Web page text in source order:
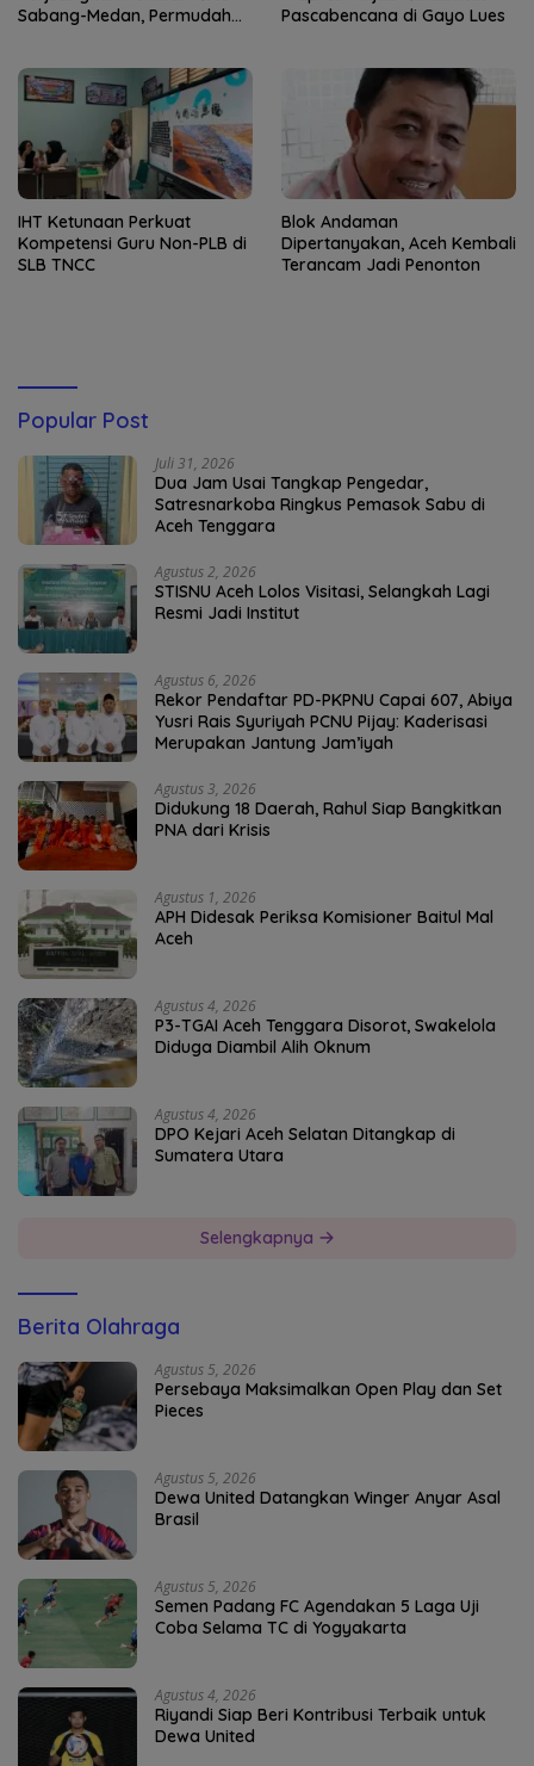
Sabang-Medan, Permudah
Pascabencana di Gayo Lues
IHT Ketunaan Perkuat
Kompetensi Guru Non-PLB di
SLB TNCC
Blok Andaman
Dipertanyakan, Aceh Kembali
Terancam Jadi Penonton
Popular Post
Juli 31, 2026
Dua Jam Usai Tangkap Pengedar,
Satresnarkoba Ringkus Pemasok Sabu di
Aceh Tenggara
Agustus 2, 2026
STISNU Aceh Lolos Visitasi, Selangkah Lagi
Resmi Jadi Institut
Agustus 6, 2026
Rekor Pendaftar PD-PKPNU Capai 607, Abiya
Yusri Rais Syuriyah PCNU Pijay: Kaderisasi
Merupakan Jantung Jam’iyah
Agustus 3, 2026
Didukung 18 Daerah, Rahul Siap Bangkitkan
PNA dari Krisis
Agustus 1, 2026
APH Didesak Periksa Komisioner Baitul Mal
Aceh
Agustus 4, 2026
P3-TGAI Aceh Tenggara Disorot, Swakelola
Diduga Diambil Alih Oknum
Agustus 4, 2026
DPO Kejari Aceh Selatan Ditangkap di
Sumatera Utara
Selengkapnya
Berita Olahraga
Agustus 5, 2026
Persebaya Maksimalkan Open Play dan Set
Pieces
Agustus 5, 2026
Dewa United Datangkan Winger Anyar Asal
Brasil
Agustus 5, 2026
Semen Padang FC Agendakan 5 Laga Uji
Coba Selama TC di Yogyakarta
Agustus 4, 2026
Riyandi Siap Beri Kontribusi Terbaik untuk
Dewa United